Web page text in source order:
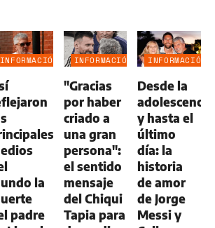
INFORMACIÓN
la
padre
INFORMACIÓN
"Gracias
por haber
criado a
una gran
persona":
el sentido
mensaje
del Chiqui
Tapia para
INFORMACIÓN
Desde la
adolescencia
y hasta el
último
día: la
historia
de amor
de Jorge
Messi y